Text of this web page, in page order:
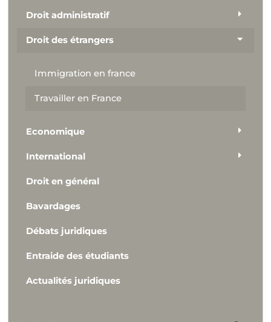
Droit administratif
Droit des étrangers
Immigration en france
Travailler en France
Economique
International
Droit en général
Bavardages
Débats juridiques
Entraide des étudiants
Actualités juridiques